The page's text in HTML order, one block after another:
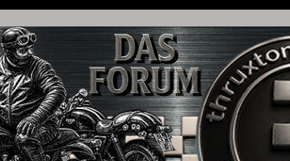
Modern Classic Modelle. Das Forum für die New Bonneville